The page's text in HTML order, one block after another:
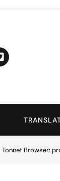
Tonnet Browser: